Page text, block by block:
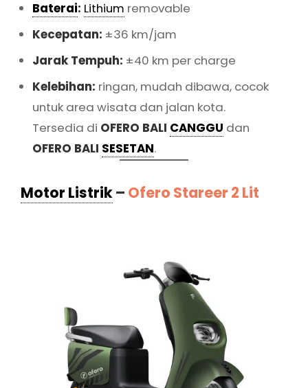
Baterai: Lithium removable
Kecepatan: ±36 km/jam
Jarak Tempuh: ±40 km per charge
Kelebihan: ringan, mudah dibawa, cocok
untuk area wisata dan jalan kota.
Tersedia di OFERO BALI CANGGU dan
OFERO BALI SESETAN.
Motor Listrik– Ofero Stareer 2 Lit